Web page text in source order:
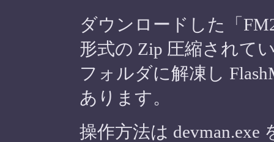
ダウンロードした「
形式の Zip 圧縮されて
フォルダに解凍し
あります。
操作方法は